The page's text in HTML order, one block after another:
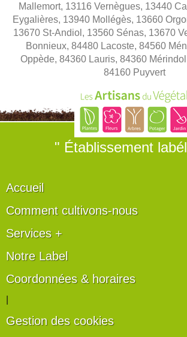
Mallemort, 13116 Vernègues, 13440
Eygalières, 13940 Mollégès, 13660
13670 St-Andiol, 13560 Sénas, 13670
Bonnieux, 84480 Lacoste, 84560
Oppède, 84360 Lauris, 84360
84160 Puyvert
" Établissement
Accueil
Comment cultivons-nous
Services +
Notre Label
Coordonnées & horaires
Gestion des cookies